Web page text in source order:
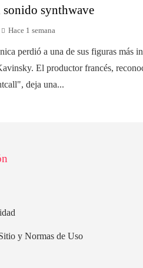
synthwave
Hace 1 semana
perdió a una de sus figuras más
El productor francés,
deja una...
y Normas de Uso